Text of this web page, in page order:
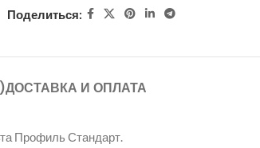
Поделиться:
ДОСТАВКА И ОПЛАТА
Профиль Стандарт.